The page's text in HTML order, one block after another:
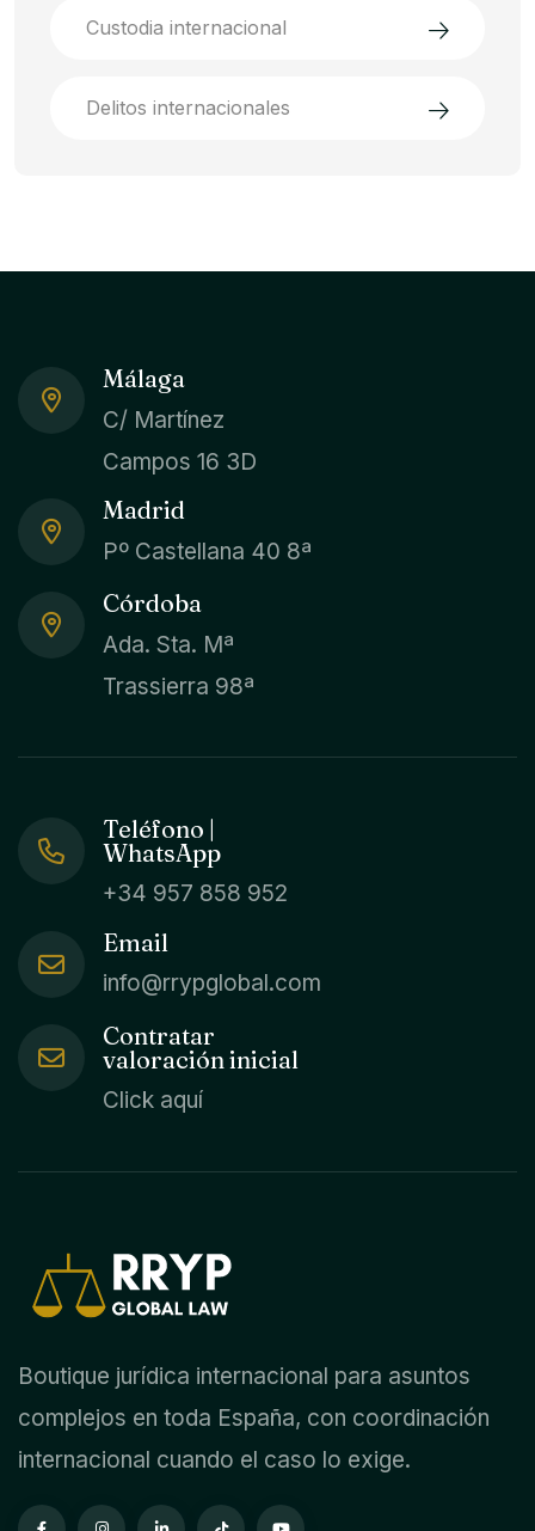
Custodia internacional
Delitos internacionales
Málaga
C/ Martínez
Campos 16 3D
Madrid
Pº Castellana 40 8ª
Córdoba
Ada. Sta. Mª
Trassierra 98ª
Teléfono |
WhatsApp
+34 957 858 952
Email
info@rrypglobal.com
Contratar
valoración inicial
Click aquí
Boutique jurídica internacional para asuntos
complejos en toda España, con coordinación
internacional cuando el caso lo exige.